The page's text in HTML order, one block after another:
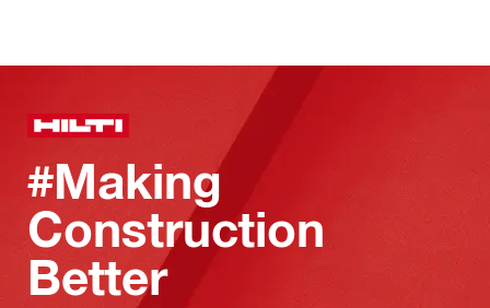
#Making
Construction
Better